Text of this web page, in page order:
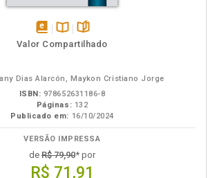
disponívelDisponível
páginas
Valor Compartilhado
Dias Alarcón, Maykon Cristiano Jorge
ISBN: 978652631186-8
Páginas: 132
Publicado em: 16/10/2024
VERSÃO IMPRESSA
de R$ 79,90* por
R$ 71,91